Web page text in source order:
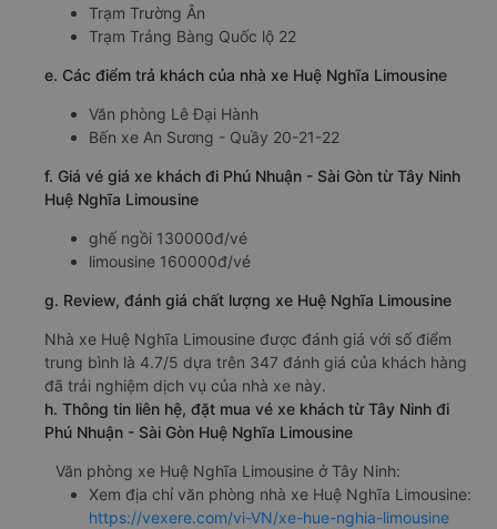
Trạm Trường Ân
Trạm Trảng Bàng Quốc lộ 22
e. Các điểm trả khách của nhà xe Huệ Nghĩa Limousine
Văn phòng Lê Đại Hành
Bến xe An Sương - Quầy 20-21-22
f. Giá vé giá xe khách đi Phú Nhuận - Sài Gòn từ Tây Ninh
Huệ Nghĩa Limousine
ghế ngồi 130000đ/vé
limousine 160000đ/vé
g. Review, đánh giá chất lượng xe Huệ Nghĩa Limousine
Nhà xe Huệ Nghĩa Limousine được đánh giá với số điểm
trung bình là 4.7/5 dựa trên 347 đánh giá của khách hàng
đã trải nghiệm dịch vụ của nhà xe này.
h. Thông tin liên hệ, đặt mua vé xe khách từ Tây Ninh đi
Phú Nhuận - Sài Gòn Huệ Nghĩa Limousine
Văn phòng xe Huệ Nghĩa Limousine ở Tây Ninh:
Xem địa chỉ văn phòng nhà xe Huệ Nghĩa Limousine:
https://vexere.com/vi-VN/xe-hue-nghia-limousine